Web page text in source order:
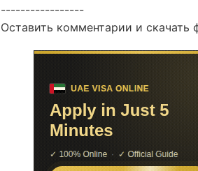
-----------------
Оставить комментарии и скачать